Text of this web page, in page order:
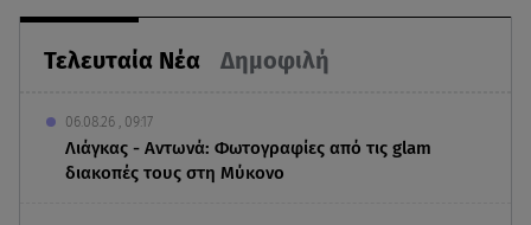
Τελευταία Νέα Δημοφιλή
06.08.26 , 09:17
Λιάγκας - Αντωνά: Φωτογραφίες από τις glam
διακοπές τους στη Μύκονο